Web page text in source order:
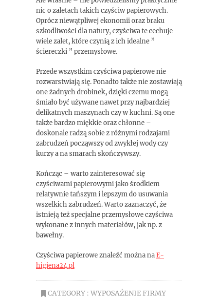
nic o zaletach takich czyściw papierowych.
Oprócz niewątpliwej ekonomii oraz braku
szkodliwości dla natury, czyściwa te cechuje
wiele zalet, które czynią z ich idealne ”
ściereczki ” przemysłowe.
Przede wszystkim czyściwa papierowe nie
rozwarstwiają się. Ponadto także nie zostawiają
one żadnych drobinek, dzięki czemu mogą
śmiało być używane nawet przy najbardziej
delikatnych maszynach czy w kuchni. Są one
także bardzo miękkie oraz chłonne –
doskonale radzą sobie z różnymi rodzajami
zabrudzeń począwszy od zwykłej wody czy
kurzy a na smarach skończywszy.
Kończąc – warto zainteresować się
czyściwami papierowymi jako środkiem
relatywnie tańszym i lepszym do usuwania
wszelkich zabrudzeń. Warto zaznaczyć, że
istnieją też specjalne przemysłowe czyściwa
wykonane z innych materiałów, jak np. z
bawełny.
Czyściwa papierowe znaleźć można naE-
higiena24.pl
CATEGORY : WYPOSAŻENIE FIRMY